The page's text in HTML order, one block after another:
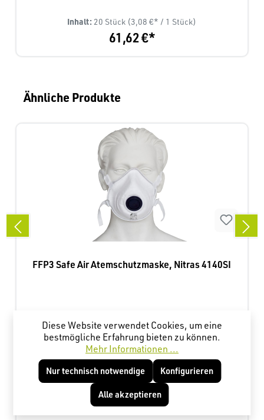
Inhalt: 20 Stück (3,08 €* / 1 Stück)
61,62 €*
Produktgalerie überspringen
Ähnliche Produkte
FFP3 Safe Air Atemschutzmaske, Nitras 4140SI
1,16 €*
Produktgalerie überspringen
Kunden haben sich ebenfalls angesehen
Diese Website verwendet Cookies, um eine
bestmögliche Erfahrung bieten zu können.
Mehr Informationen ...
Nur technisch notwendige Konfigurieren
Alle akzeptieren